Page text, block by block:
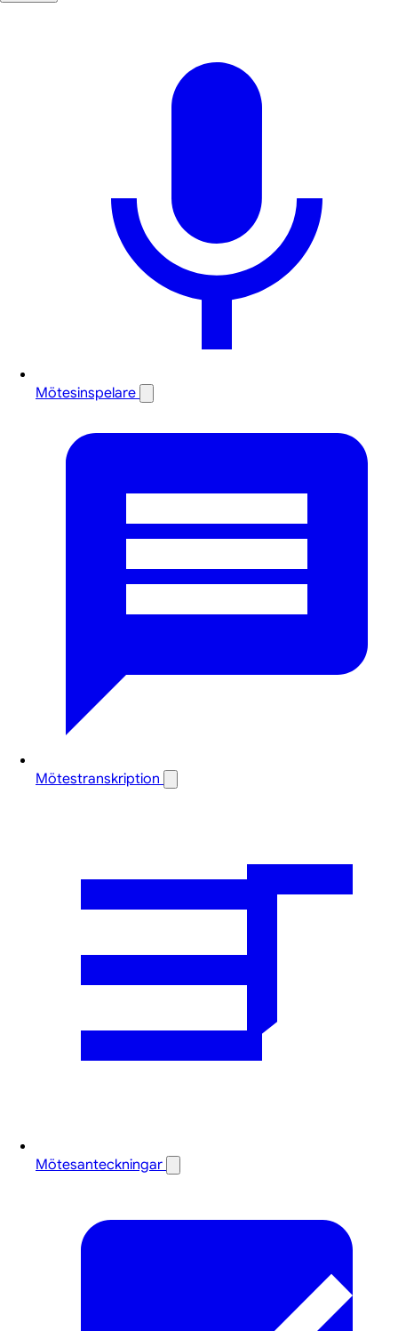
Mötesinspelare
Mötestranskription
Mötesanteckningar